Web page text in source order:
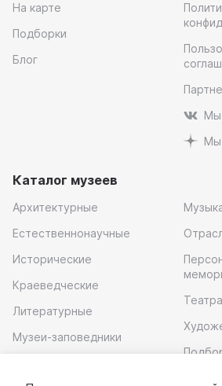
На карте
Подборки
Блог
Мы
Мы
Каталог музеев
Архитектурные
Естественнонаучные
Исторические
Краеведческие
Литературные
Музеи-заповедники